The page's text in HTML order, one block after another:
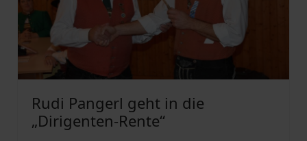
Rudi Pangerl geht in die
„Dirigenten-Rente“